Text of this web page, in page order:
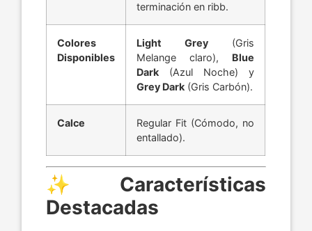
terminación en ribb.
Colores
Disponibles
Light Grey (Gris
Melange claro), Blue
Dark (Azul Noche) y
Grey Dark (Gris Carbón).
Calce
Regular Fit (Cómodo, no
entallado).
✨ Características
Destacadas